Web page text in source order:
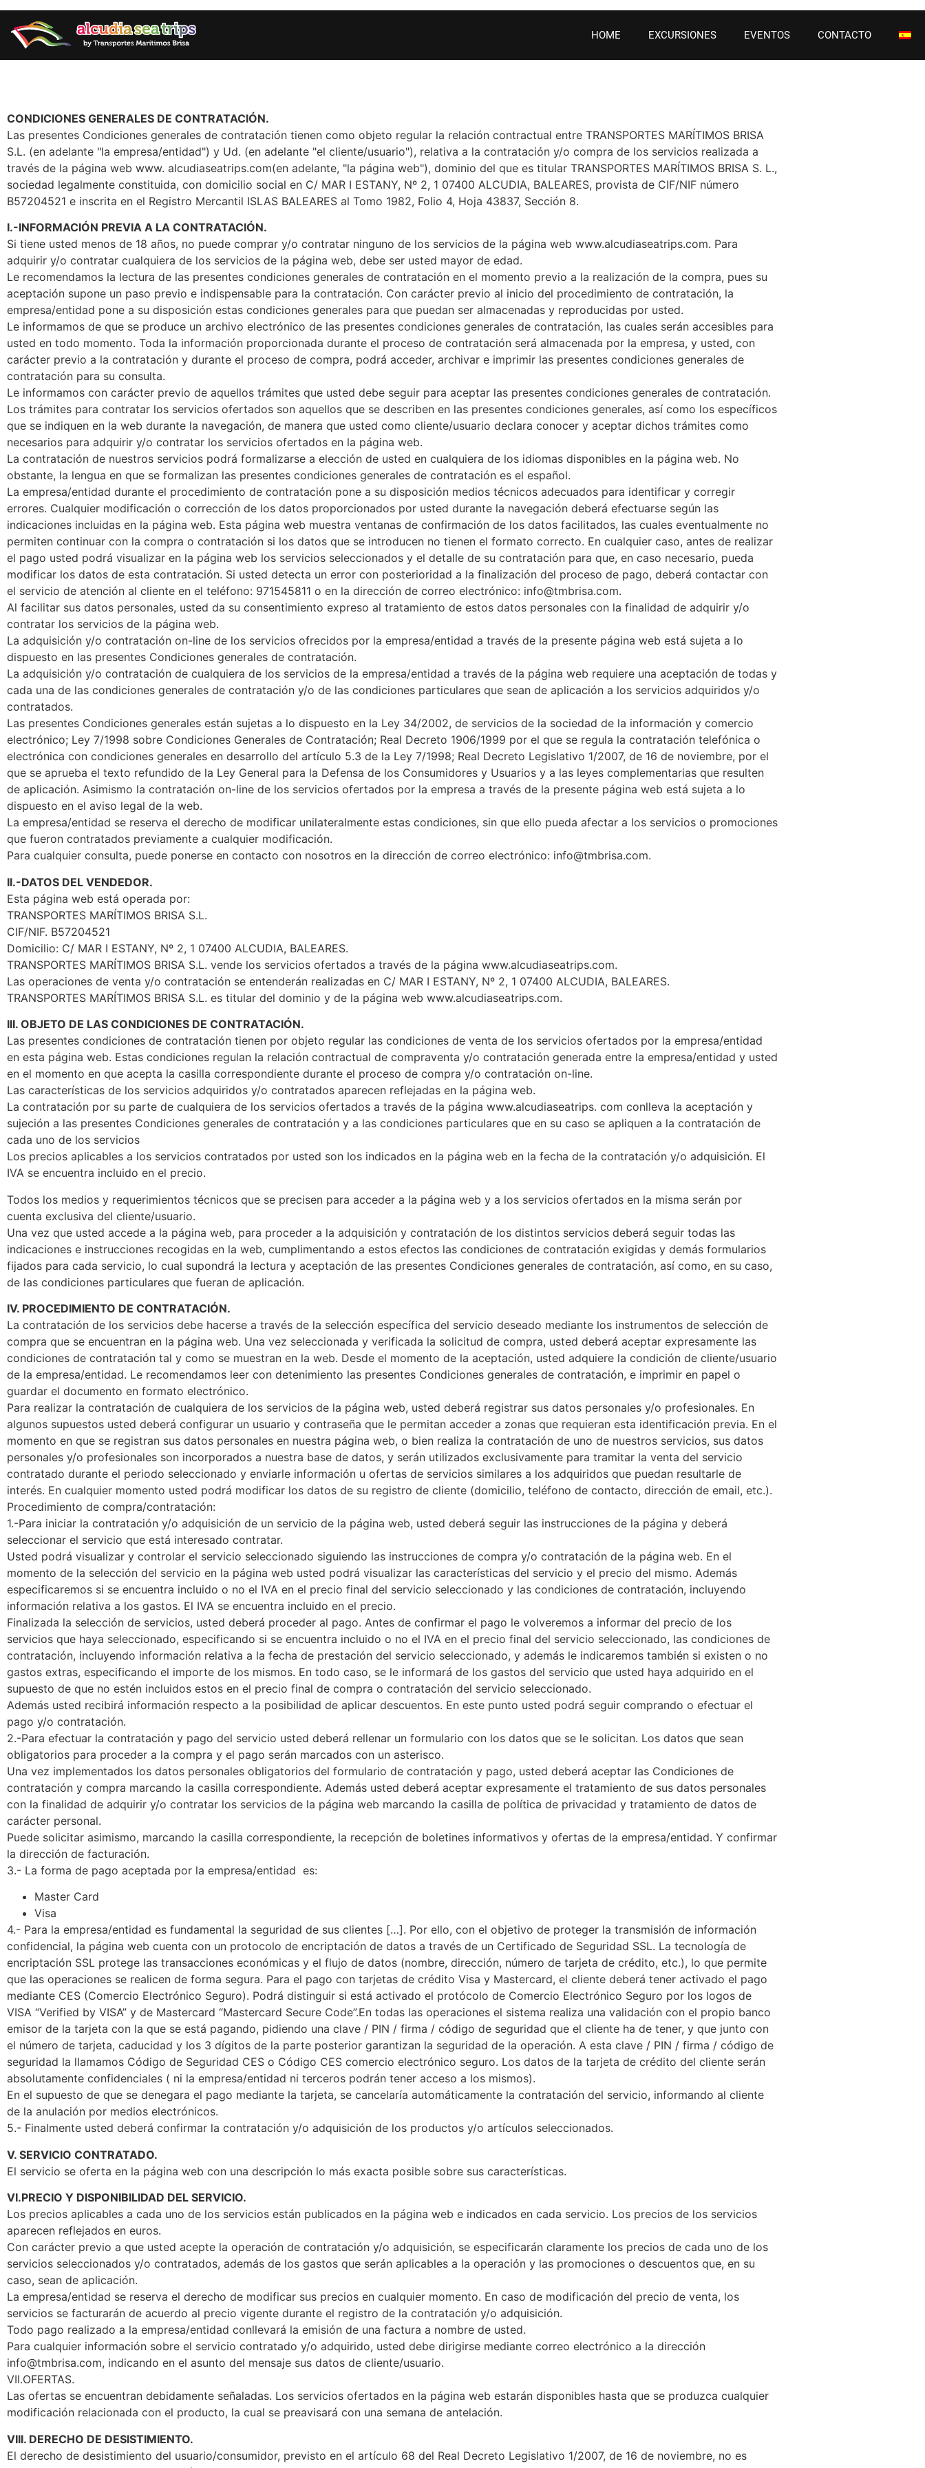
HOME EXCURSIONES EVENTOS CONTACTO
CONDICIONES GENERALES DE CONTRATACIÓN.
Las presentes Condiciones generales de contratación tienen como objeto regular la relación contractual entre TRANSPORTES MARÍTIMOS BRISA
S.L. (en adelante "la empresa/entidad") y Ud. (en adelante "el cliente/usuario"), relativa a la contratación y/o compra de los servicios realizada a
través de la página web www. alcudiaseatrips.com(en adelante, "la página web"), dominio del que es titular TRANSPORTES MARÍTIMOS BRISA S. L.,
sociedad legalmente constituida, con domicilio social en C/ MAR I ESTANY, Nº 2, 1 07400 ALCUDIA, BALEARES, provista de CIF/NIF número
B57204521 e inscrita en el Registro Mercantil ISLAS BALEARES al Tomo 1982, Folio 4, Hoja 43837, Sección 8.
I.-INFORMACIÓN PREVIA A LA CONTRATACIÓN.
Si tiene usted menos de 18 años, no puede comprar y/o contratar ninguno de los servicios de la página web www.alcudiaseatrips.com. Para
adquirir y/o contratar cualquiera de los servicios de la página web, debe ser usted mayor de edad.
Le recomendamos la lectura de las presentes condiciones generales de contratación en el momento previo a la realización de la compra, pues su
aceptación supone un paso previo e indispensable para la contratación. Con carácter previo al inicio del procedimiento de contratación, la
empresa/entidad pone a su disposición estas condiciones generales para que puedan ser almacenadas y reproducidas por usted.
Le informamos de que se produce un archivo electrónico de las presentes condiciones generales de contratación, las cuales serán accesibles para
usted en todo momento. Toda la información proporcionada durante el proceso de contratación será almacenada por la empresa, y usted, con
carácter previo a la contratación y durante el proceso de compra, podrá acceder, archivar e imprimir las presentes condiciones generales de
contratación para su consulta.
Le informamos con carácter previo de aquellos trámites que usted debe seguir para aceptar las presentes condiciones generales de contratación.
Los trámites para contratar los servicios ofertados son aquellos que se describen en las presentes condiciones generales, así como los específicos
que se indiquen en la web durante la navegación, de manera que usted como cliente/usuario declara conocer y aceptar dichos trámites como
necesarios para adquirir y/o contratar los servicios ofertados en la página web.
La contratación de nuestros servicios podrá formalizarse a elección de usted en cualquiera de los idiomas disponibles en la página web. No
obstante, la lengua en que se formalizan las presentes condiciones generales de contratación es el español.
La empresa/entidad durante el procedimiento de contratación pone a su disposición medios técnicos adecuados para identificar y corregir
errores. Cualquier modificación o corrección de los datos proporcionados por usted durante la navegación deberá efectuarse según las
indicaciones incluidas en la página web. Esta página web muestra ventanas de confirmación de los datos facilitados, las cuales eventualmente no
permiten continuar con la compra o contratación si los datos que se introducen no tienen el formato correcto. En cualquier caso, antes de realizar
el pago usted podrá visualizar en la página web los servicios seleccionados y el detalle de su contratación para que, en caso necesario, pueda
modificar los datos de esta contratación. Si usted detecta un error con posterioridad a la finalización del proceso de pago, deberá contactar con
el servicio de atención al cliente en el teléfono: 971545811 o en la dirección de correo electrónico: info@tmbrisa.com.
Al facilitar sus datos personales, usted da su consentimiento expreso al tratamiento de estos datos personales con la finalidad de adquirir y/o
contratar los servicios de la página web.
La adquisición y/o contratación on-line de los servicios ofrecidos por la empresa/entidad a través de la presente página web está sujeta a lo
dispuesto en las presentes Condiciones generales de contratación.
La adquisición y/o contratación de cualquiera de los servicios de la empresa/entidad a través de la página web requiere una aceptación de todas y
cada una de las condiciones generales de contratación y/o de las condiciones particulares que sean de aplicación a los servicios adquiridos y/o
contratados.
Las presentes Condiciones generales están sujetas a lo dispuesto en la Ley 34/2002, de servicios de la sociedad de la información y comercio
electrónico; Ley 7/1998 sobre Condiciones Generales de Contratación; Real Decreto 1906/1999 por el que se regula la contratación telefónica o
electrónica con condiciones generales en desarrollo del artículo 5.3 de la Ley 7/1998; Real Decreto Legislativo 1/2007, de 16 de noviembre, por el
que se aprueba el texto refundido de la Ley General para la Defensa de los Consumidores y Usuarios y a las leyes complementarias que resulten
de aplicación. Asimismo la contratación on-line de los servicios ofertados por la empresa a través de la presente página web está sujeta a lo
dispuesto en el aviso legal de la web.
La empresa/entidad se reserva el derecho de modificar unilateralmente estas condiciones, sin que ello pueda afectar a los servicios o promociones
que fueron contratados previamente a cualquier modificación.
Para cualquier consulta, puede ponerse en contacto con nosotros en la dirección de correo electrónico: info@tmbrisa.com.
II.-DATOS DEL VENDEDOR.
Esta página web está operada por:
TRANSPORTES MARÍTIMOS BRISA S.L.
CIF/NIF. B57204521
Domicilio: C/ MAR I ESTANY, Nº 2, 1 07400 ALCUDIA, BALEARES.
TRANSPORTES MARÍTIMOS BRISA S.L. vende los servicios ofertados a través de la página www.alcudiaseatrips.com.
Las operaciones de venta y/o contratación se entenderán realizadas en C/ MAR I ESTANY, Nº 2, 1 07400 ALCUDIA, BALEARES.
TRANSPORTES MARÍTIMOS BRISA S.L. es titular del dominio y de la página web www.alcudiaseatrips.com.
III. OBJETO DE LAS CONDICIONES DE CONTRATACIÓN.
Las presentes condiciones de contratación tienen por objeto regular las condiciones de venta de los servicios ofertados por la empresa/entidad
en esta página web. Estas condiciones regulan la relación contractual de compraventa y/o contratación generada entre la empresa/entidad y usted
en el momento en que acepta la casilla correspondiente durante el proceso de compra y/o contratación on-line.
Las características de los servicios adquiridos y/o contratados aparecen reflejadas en la página web.
La contratación por su parte de cualquiera de los servicios ofertados a través de la página www.alcudiaseatrips. com conlleva la aceptación y
sujeción a las presentes Condiciones generales de contratación y a las condiciones particulares que en su caso se apliquen a la contratación de
cada uno de los servicios
Los precios aplicables a los servicios contratados por usted son los indicados en la página web en la fecha de la contratación y/o adquisición. El
IVA se encuentra incluido en el precio.
Todos los medios y requerimientos técnicos que se precisen para acceder a la página web y a los servicios ofertados en la misma serán por
cuenta exclusiva del cliente/usuario.
Una vez que usted accede a la página web, para proceder a la adquisición y contratación de los distintos servicios deberá seguir todas las
indicaciones e instrucciones recogidas en la web, cumplimentando a estos efectos las condiciones de contratación exigidas y demás formularios
fijados para cada servicio, lo cual supondrá la lectura y aceptación de las presentes Condiciones generales de contratación, así como, en su caso,
de las condiciones particulares que fueran de aplicación.
IV. PROCEDIMIENTO DE CONTRATACIÓN.
La contratación de los servicios debe hacerse a través de la selección específica del servicio deseado mediante los instrumentos de selección de
compra que se encuentran en la página web. Una vez seleccionada y verificada la solicitud de compra, usted deberá aceptar expresamente las
condiciones de contratación tal y como se muestran en la web. Desde el momento de la aceptación, usted adquiere la condición de cliente/usuario
de la empresa/entidad. Le recomendamos leer con detenimiento las presentes Condiciones generales de contratación, e imprimir en papel o
guardar el documento en formato electrónico.
Para realizar la contratación de cualquiera de los servicios de la página web, usted deberá registrar sus datos personales y/o profesionales. En
algunos supuestos usted deberá configurar un usuario y contraseña que le permitan acceder a zonas que requieran esta identificación previa. En el
momento en que se registran sus datos personales en nuestra página web, o bien realiza la contratación de uno de nuestros servicios, sus datos
personales y/o profesionales son incorporados a nuestra base de datos, y serán utilizados exclusivamente para tramitar la venta del servicio
contratado durante el periodo seleccionado y enviarle información u ofertas de servicios similares a los adquiridos que puedan resultarle de
interés. En cualquier momento usted podrá modificar los datos de su registro de cliente (domicilio, teléfono de contacto, dirección de email, etc.).
Procedimiento de compra/contratación:
1.-Para iniciar la contratación y/o adquisición de un servicio de la página web, usted deberá seguir las instrucciones de la página y deberá
seleccionar el servicio que está interesado contratar.
Usted podrá visualizar y controlar el servicio seleccionado siguiendo las instrucciones de compra y/o contratación de la página web. En el
momento de la selección del servicio en la página web usted podrá visualizar las características del servicio y el precio del mismo. Además
especificaremos si se encuentra incluido o no el IVA en el precio final del servicio seleccionado y las condiciones de contratación, incluyendo
información relativa a los gastos. El IVA se encuentra incluido en el precio.
Finalizada la selección de servicios, usted deberá proceder al pago. Antes de confirmar el pago le volveremos a informar del precio de los
servicios que haya seleccionado, especificando si se encuentra incluido o no el IVA en el precio final del servicio seleccionado, las condiciones de
contratación, incluyendo información relativa a la fecha de prestación del servicio seleccionado, y además le indicaremos también si existen o no
gastos extras, especificando el importe de los mismos. En todo caso, se le informará de los gastos del servicio que usted haya adquirido en el
supuesto de que no estén incluidos estos en el precio final de compra o contratación del servicio seleccionado.
Además usted recibirá información respecto a la posibilidad de aplicar descuentos. En este punto usted podrá seguir comprando o efectuar el
pago y/o contratación.
2.-Para efectuar la contratación y pago del servicio usted deberá rellenar un formulario con los datos que se le solicitan. Los datos que sean
obligatorios para proceder a la compra y el pago serán marcados con un asterisco.
Una vez implementados los datos personales obligatorios del formulario de contratación y pago, usted deberá aceptar las Condiciones de
contratación y compra marcando la casilla correspondiente. Además usted deberá aceptar expresamente el tratamiento de sus datos personales
con la finalidad de adquirir y/o contratar los servicios de la página web marcando la casilla de política de privacidad y tratamiento de datos de
carácter personal.
Puede solicitar asimismo, marcando la casilla correspondiente, la recepción de boletines informativos y ofertas de la empresa/entidad. Y confirmar
la dirección de facturación.
3.- La forma de pago aceptada por la empresa/entidad es:
Master Card
Visa
4.- Para la empresa/entidad es fundamental la seguridad de sus clientes […]. Por ello, con el objetivo de proteger la transmisión de información
confidencial, la página web cuenta con un protocolo de encriptación de datos a través de un Certificado de Seguridad SSL. La tecnología de
encriptación SSL protege las transacciones económicas y el flujo de datos (nombre, dirección, número de tarjeta de crédito, etc.), lo que permite
que las operaciones se realicen de forma segura. Para el pago con tarjetas de crédito Visa y Mastercard, el cliente deberá tener activado el pago
mediante CES (Comercio Electrónico Seguro). Podrá distinguir si está activado el protócolo de Comercio Electrónico Seguro por los logos de
VISA “Verified by VISA” y de Mastercard “Mastercard Secure Code”.En todas las operaciones el sistema realiza una validación con el propio banco
emisor de la tarjeta con la que se está pagando, pidiendo una clave / PIN / firma / código de seguridad que el cliente ha de tener, y que junto con
el número de tarjeta, caducidad y los 3 dígitos de la parte posterior garantizan la seguridad de la operación. A esta clave / PIN / firma / código de
seguridad la llamamos Código de Seguridad CES o Código CES comercio electrónico seguro. Los datos de la tarjeta de crédito del cliente serán
absolutamente confidenciales ( ni la empresa/entidad ni terceros podrán tener acceso a los mismos).
En el supuesto de que se denegara el pago mediante la tarjeta, se cancelaría automáticamente la contratación del servicio, informando al cliente
de la anulación por medios electrónicos.
5.- Finalmente usted deberá confirmar la contratación y/o adquisición de los productos y/o artículos seleccionados.
V. SERVICIO CONTRATADO.
El servicio se oferta en la página web con una descripción lo más exacta posible sobre sus características.
VI.PRECIO Y DISPONIBILIDAD DEL SERVICIO.
Los precios aplicables a cada uno de los servicios están publicados en la página web e indicados en cada servicio. Los precios de los servicios
aparecen reflejados en euros.
Con carácter previo a que usted acepte la operación de contratación y/o adquisición, se especificarán claramente los precios de cada uno de los
servicios seleccionados y/o contratados, además de los gastos que serán aplicables a la operación y las promociones o descuentos que, en su
caso, sean de aplicación.
La empresa/entidad se reserva el derecho de modificar sus precios en cualquier momento. En caso de modificación del precio de venta, los
servicios se facturarán de acuerdo al precio vigente durante el registro de la contratación y/o adquisición.
Todo pago realizado a la empresa/entidad conllevará la emisión de una factura a nombre de usted.
Para cualquier información sobre el servicio contratado y/o adquirido, usted debe dirigirse mediante correo electrónico a la dirección
info@tmbrisa.com, indicando en el asunto del mensaje sus datos de cliente/usuario.
VII.OFERTAS.
Las ofertas se encuentran debidamente señaladas. Los servicios ofertados en la página web estarán disponibles hasta que se produzca cualquier
modificación relacionada con el producto, la cual se preavisará con una semana de antelación.
VIII. DERECHO DE DESISTIMIENTO.
El derecho de desistimiento del usuario/consumidor, previsto en el artículo 68 del Real Decreto Legislativo 1/2007, de 16 de noviembre, no es